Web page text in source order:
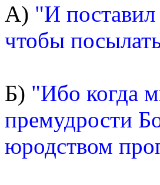
А) "И
чтобы
Б) "Ибо когда
премудрости
юродством